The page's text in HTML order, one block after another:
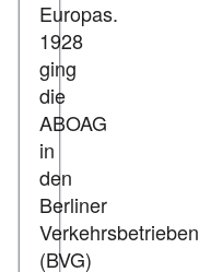
Europas.
1928
ging
die
ABOAG
in
den
Berliner
Verkehrsbetrieben
(BVG)